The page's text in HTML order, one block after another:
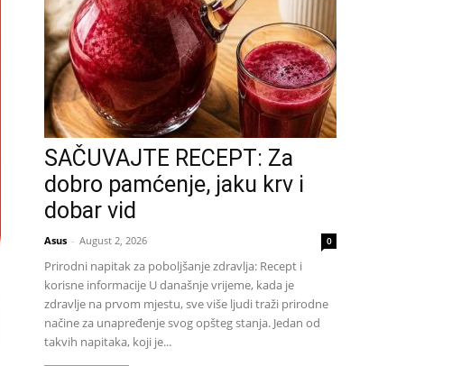
SAČUVAJTE RECEPT: Za
dobro pamćenje, jaku krv i
dobar vid
Asus - August 2, 2026 0
Prirodni napitak za poboljšanje zdravlja: Recept i
korisne informacije U današnje vrijeme, kada je
zdravlje na prvom mjestu, sve više ljudi traži prirodne
načine za unapređenje svog opšteg stanja. Jedan od
takvih napitaka, koji je...